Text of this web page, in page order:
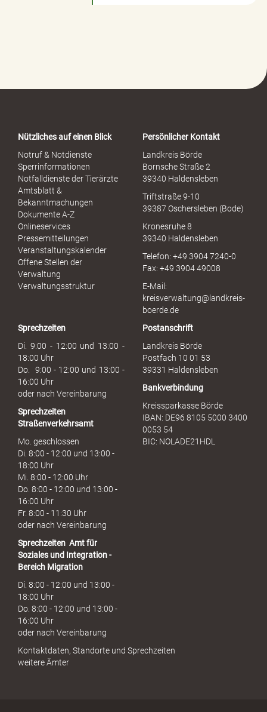
Nützliches auf einen Blick
Notruf & Notdienste
Sperrinformationen
Notfalldienste der Tierärzte
Amtsblatt &
Bekanntmachungen
Dokumente A-Z
Onlineservices
Pressemitteilungen
Veranstaltungskalender
Offene Stellen der
Verwaltung
Verwaltungsstruktur
Persönlicher Kontakt
Landkreis Börde
Bornsche Straße 2
39340 Haldensleben
Triftstraße 9-10
39387 Oschersleben (Bode)
Kronesruhe 8
39340 Haldensleben
Telefon: +49 3904 7240-0
Fax: +49 3904 49008
E-Mail:
kreisverwaltung@landkreis-
boerde.de
Sprechzeiten
Di. 9:00 - 12:00 und 13:00 -
18:00 Uhr
Do. 9:00 - 12:00 und 13:00 -
16:00 Uhr
oder nach Vereinbarung
Sprechzeiten
Straßenverkehrsamt
Mo. geschlossen
Di. 8:00 - 12:00 und 13:00 -
18:00 Uhr
Mi. 8:00 - 12:00 Uhr
Do. 8:00 - 12:00 und 13:00 -
16:00 Uhr
Fr. 8:00 - 11:30 Uhr
oder nach Vereinbarung
Sprechzeiten Amt für
Soziales und Integration -
Bereich Migration
Di. 8:00 - 12:00 und 13:00 -
18:00 Uhr
Do. 8:00 - 12:00 und 13:00 -
16:00 Uhr
oder nach Vereinbarung
Postanschrift
Landkreis Börde
Postfach 10 01 53
39331 Haldensleben
Bankverbindung
Kreissparkasse Börde
IBAN: DE96 8105 5000 3400
0053 54
BIC: NOLADE21HDL
Kontaktdaten, Standorte und Sprechzeiten
weitere Ämter